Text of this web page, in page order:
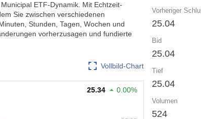
ETF-Dynamik. Mit Echtzeit-
Sie zwischen verschiedenen
Stunden, Tagen, Wochen und
vorherzusagen und fundierte
Vollbild-Chart
25.34 0.00%
Vorheriger
25.04
Bid
25.04
Tief
25.04
Volumen
524